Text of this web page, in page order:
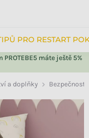
máte ještě 5%
PRO RESTART
a doplňky